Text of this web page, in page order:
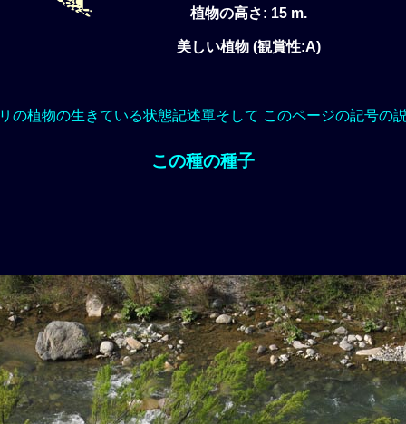
植物の高さ: 15 m.
美しい植物 (観賞性:A)
の植物の生きている状態記述單そして このページの記号の
この種の種子